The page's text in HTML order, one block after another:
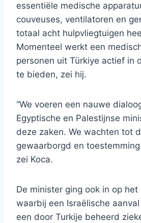
essentiële medische
couveuses, ventilatoren en
totaal acht hulpvliegtuigen
Momenteel werkt een
personen uit Türkiye actief in
te bieden, zei hij.
“We voeren een nauwe
Egyptische en Palestijnse
deze zaken. We wachten tot
gewaarborgd en
zei Koca.
De minister ging ook in op
waarbij een Israëlische
een door Turkije beheerd